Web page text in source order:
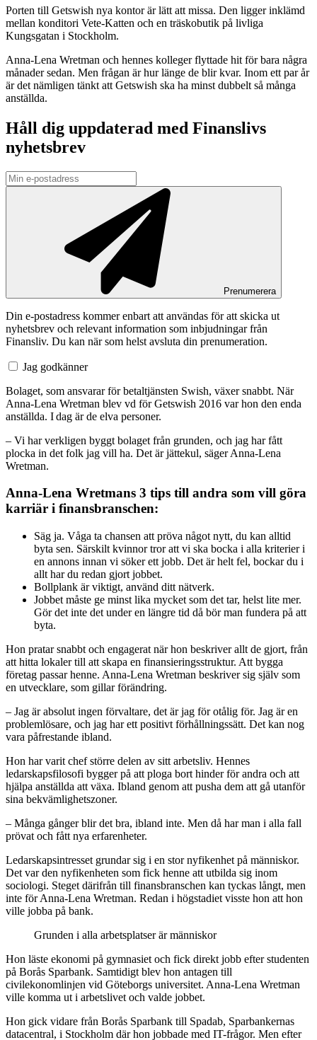
Porten till Getswish nya kontor är lätt att missa. Den ligger inklämd
mellan konditori Vete-Katten och en träskobutik på livliga
Kungsgatan i Stockholm.
Anna-Lena Wretman och hennes kolleger flyttade hit för bara några
månader sedan. Men frågan är hur länge de blir kvar. Inom ett par år
är det nämligen tänkt att Getswish ska ha minst dubbelt så många
anställda.
Håll dig uppdaterad med Finanslivs
nyhetsbrev
Prenumerera
Din e-postadress kommer enbart att användas för att skicka ut
nyhetsbrev och relevant information som inbjudningar från
Finansliv. Du kan när som helst avsluta din prenumeration.
Jag godkänner
Bolaget, som ansvarar för betaltjänsten Swish, växer snabbt. När
Anna-Lena Wretman blev vd för Getswish 2016 var hon den enda
anställda. I dag är de elva personer.
– Vi har verkligen byggt bolaget från grunden, och jag har fått
plocka in det folk jag vill ha. Det är jättekul, säger Anna-Lena
Wretman.
Anna-Lena Wretmans 3 tips till andra som vill göra
karriär i finansbranschen:
Säg ja. Våga ta chansen att pröva något nytt, du kan alltid
byta sen. Särskilt kvinnor tror att vi ska bocka i alla kriterier i
en annons innan vi söker ett jobb. Det är helt fel, bockar du i
allt har du redan gjort jobbet.
Bollplank är viktigt, använd ditt nätverk.
Jobbet måste ge minst lika mycket som det tar, helst lite mer.
Gör det inte det under en längre tid då bör man fundera på att
byta.
Hon pratar snabbt och engagerat när hon beskriver allt de gjort, från
att hitta lokaler till att skapa en finansieringsstruktur. Att bygga
företag passar henne. Anna-Lena Wretman beskriver sig själv som
en utvecklare, som gillar förändring.
– Jag är absolut ingen förvaltare, det är jag för otålig för. Jag är en
problemlösare, och jag har ett positivt förhållningssätt. Det kan nog
vara påfrestande ibland.
Hon har varit chef större delen av sitt arbetsliv. Hennes
ledarskapsfilosofi bygger på att ploga bort hinder för andra och att
hjälpa anställda att växa. Ibland genom att pusha dem att gå utanför
sina bekvämlighetszoner.
– Många gånger blir det bra, ibland inte. Men då har man i alla fall
prövat och fått nya erfarenheter.
Ledarskapsintresset grundar sig i en stor nyfikenhet på människor.
Det var den nyfikenheten som fick henne att utbilda sig inom
sociologi. Steget därifrån till finansbranschen kan tyckas långt, men
inte för Anna-Lena Wretman. Redan i högstadiet visste hon att hon
ville jobba på bank.
Grunden i alla arbetsplatser är människor
Hon läste ekonomi på gymnasiet och fick direkt jobb efter studenten
på Borås Sparbank. Samtidigt blev hon antagen till
civilekonomlinjen vid Göteborgs universitet. Anna-Lena Wretman
ville komma ut i arbetslivet och valde jobbet.
Hon gick vidare från Borås Sparbank till Spadab, Sparbankernas
datacentral, i Stockholm där hon jobbade med IT-frågor. Men efter